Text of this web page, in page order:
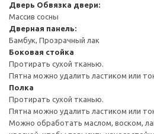
Дверь Обвязка двери:
Массив сосны
Дверная панель:
Бамбук, Прозрачный лак
Боковая стойка
Протирать сухой тканью.
Пятна можно удалить ластиком или
Полка
Протирать сухой тканью.
Пятна можно удалить ластиком или
Можно обработать маслом, воском,